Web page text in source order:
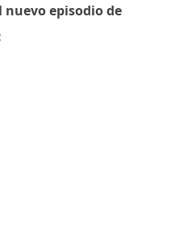
nuevo episodio de